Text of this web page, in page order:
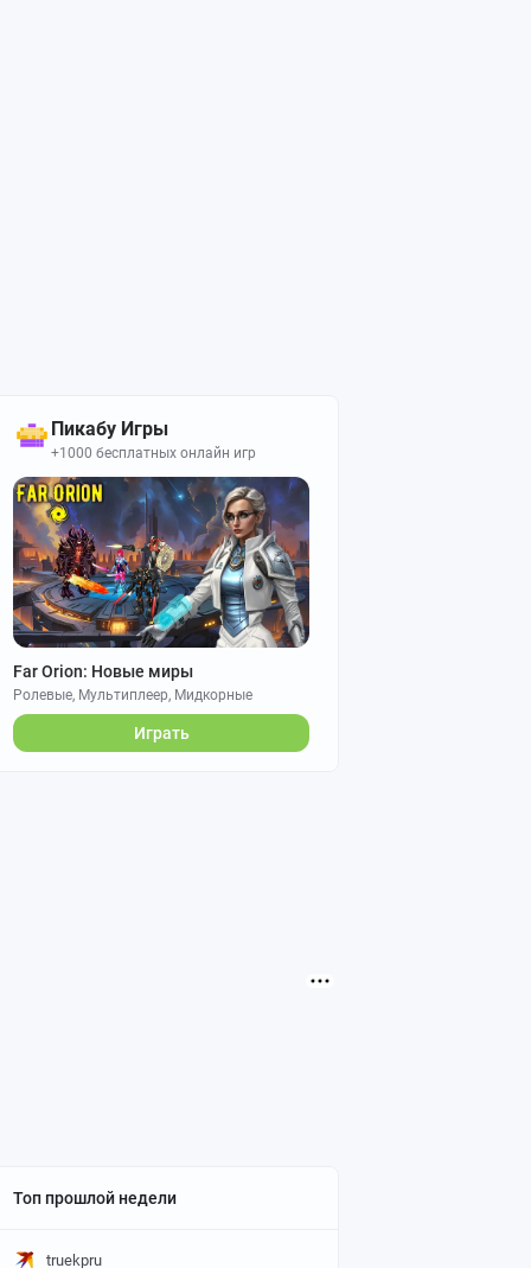
Пикабу Игры
+1000 бесплатных онлайн игр
Far Orion: Новые миры
Ролевые, Мультиплеер, Мидкорные
Играть
Топ прошлой недели
truekpru